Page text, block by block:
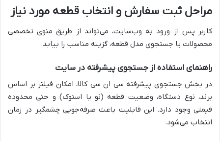
مراحل ثبت سفارش و انتخاب قطعه مورد نیاز
کاربر پس از ورود به وب‌سایت، می‌تواند از طریق منوی تخصصی
محصولات یا جستجوی مدل قطعه، گزینه مناسب را بیابد.
راهنمای استفاده از جستجوی پیشرفته در سایت
در بخش جستجوی پیشرفته سی ان سی کالا، امکان فیلتر بر اساس
برند، نوع دستگاه، وضعیت قطعه (نو یا استوک) و حتی محدوده
قیمتی وجود دارد. این قابلیت باعث صرفه‌جویی چشمگیر در زمان
انتخاب می‌شود.